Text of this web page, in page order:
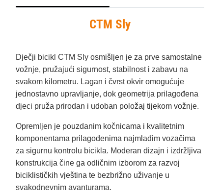
CTM Sly
Dječji bicikl CTM Sly osmišljen je za prve samostalne
vožnje, pružajući sigurnost, stabilnost i zabavu na
svakom kilometru. Lagan i čvrst okvir omogućuje
jednostavno upravljanje, dok geometrija prilagođena
djeci pruža prirodan i udoban položaj tijekom vožnje.
Opremljen je pouzdanim kočnicama i kvalitetnim
komponentama prilagođenima najmlađim vozačima
za sigurnu kontrolu bicikla. Moderan dizajn i izdržljiva
konstrukcija čine ga odličnim izborom za razvoj
biciklističkih vještina te bezbrižno uživanje u
svakodnevnim avanturama.